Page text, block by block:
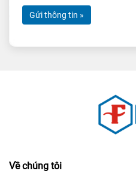
Gửi thông tin »
Về chúng tôi